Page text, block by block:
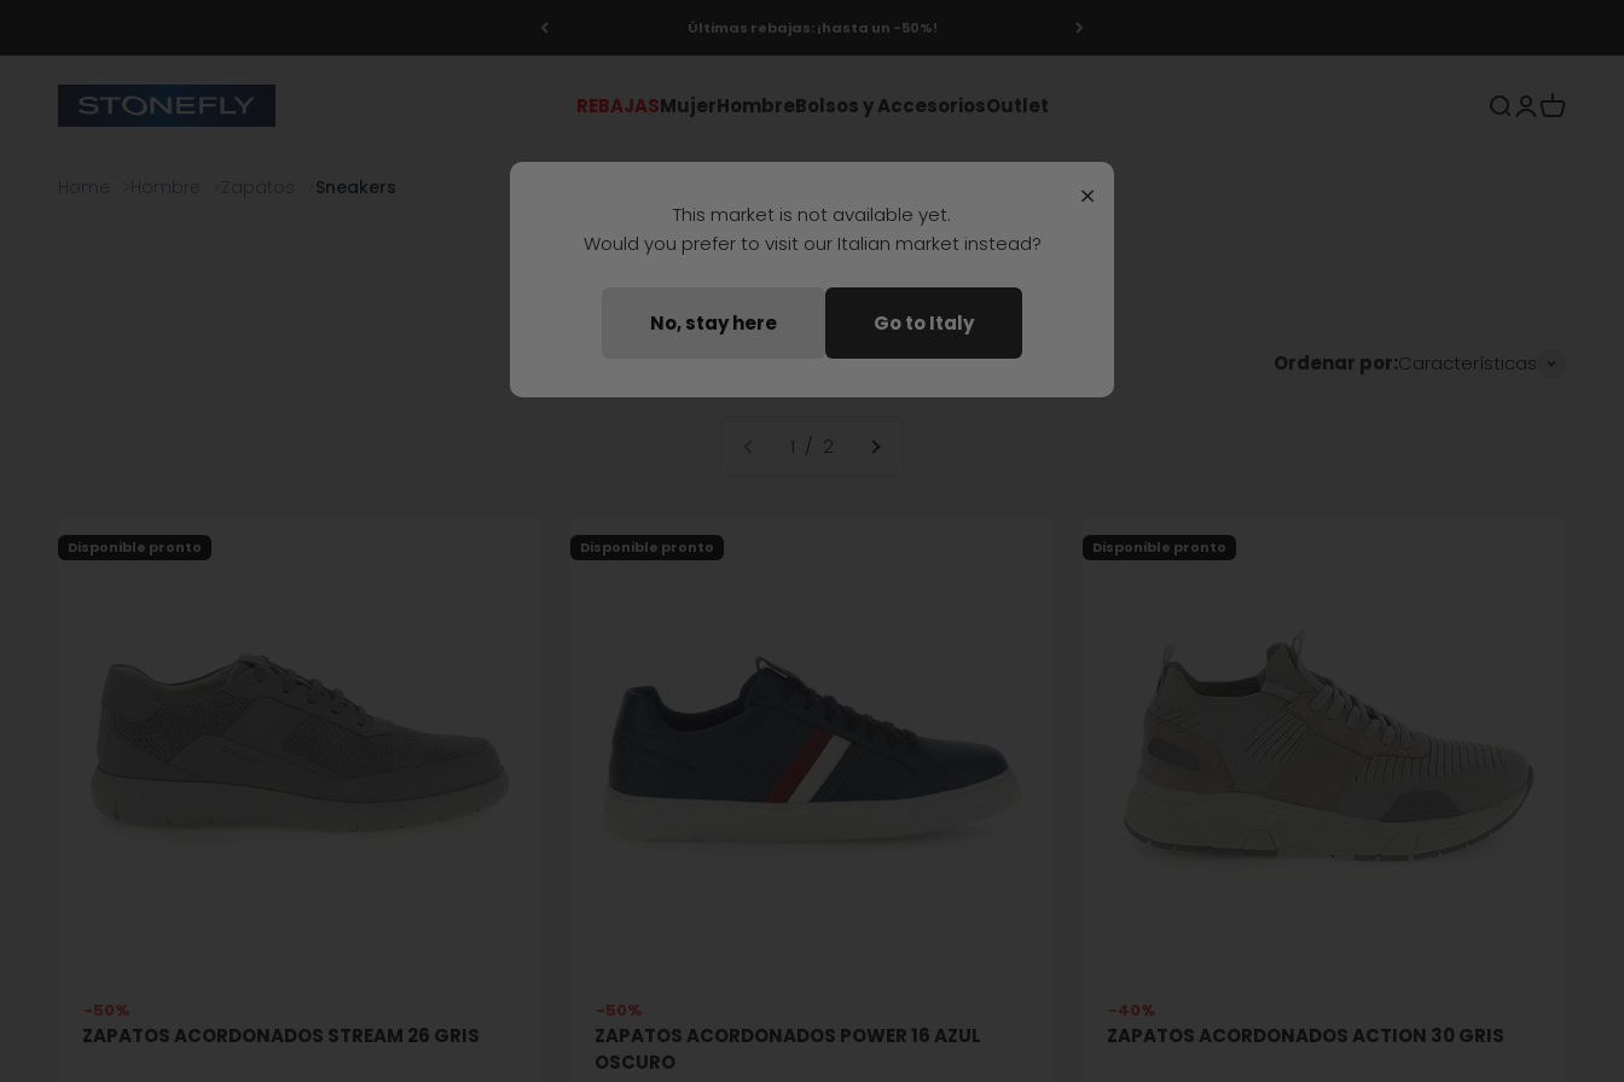
Últimas rebajas: ¡hasta un -50%!
REBAJASMujerHombreBolsos y AccesoriosOutlet
Stonefly Shop BuscarIniciar sesión
Carrito
Sneakers
Zapatos sneakers hombre
Ordenar por:Características
1 / 2
Disponible pronto
-50%
ZAPATOS ACORDONADOS STREAM 26 GRIS
Disponible pronto
-50%
ZAPATOS ACORDONADOS POWER 16 AZUL
OSCURO
Disponible pronto
-40%
ZAPATOS ACORDONADOS ACTION 30 GRIS
×
This market is not available yet.
Would you prefer to visit our Italian market instead?
No, stay here Go to Italy